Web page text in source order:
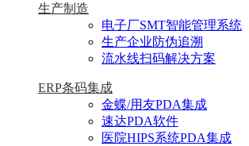
生产制造
电子厂SMT智能管理系统
生产企业防伪追溯
流水线扫码解决方案
ERP条码集成
金蝶/用友PDA集成
速达PDA软件
医院HIPS系统PDA集成